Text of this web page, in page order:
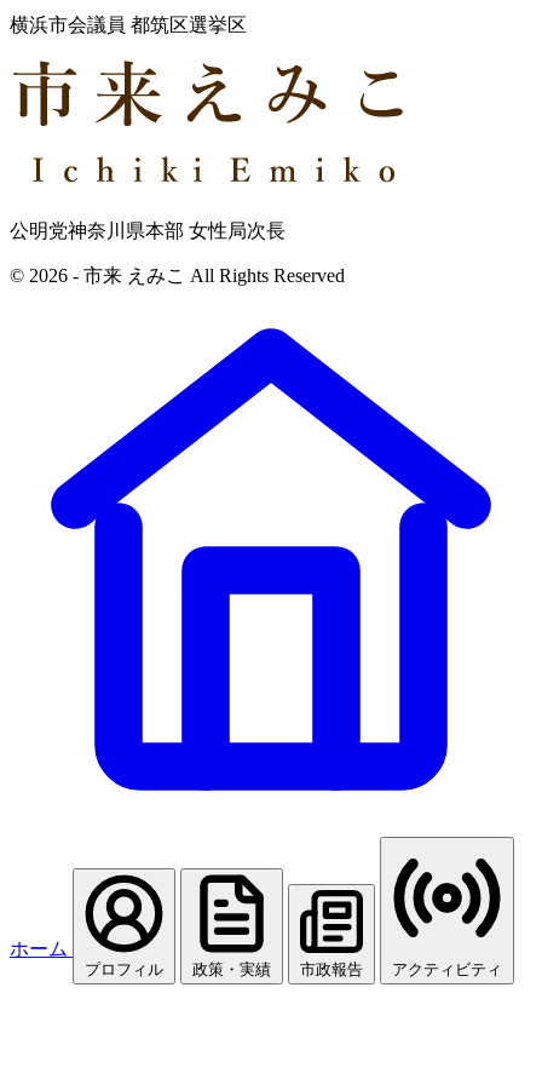
横浜市会議員 都筑区選挙区
公明党神奈川県本部 女性局次長
© 2026 - 市来 えみこ All Rights Reserved
ホーム
プロフィル 政策・実績 市政報告 アクティビティ